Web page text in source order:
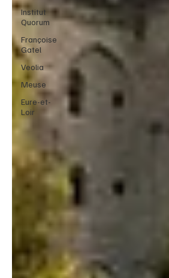
Institut
Quorum
Françoise
Gatel
Veolia
Meuse
Eure-et-
Loir